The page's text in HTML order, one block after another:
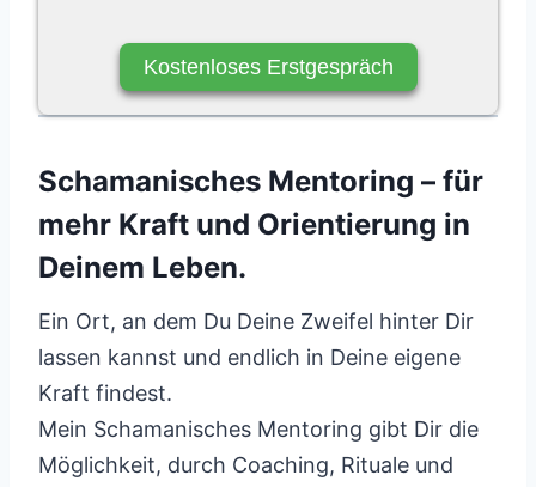
Kostenloses Erstgespräch
Schamanisches Mentoring – für
mehr Kraft und Orientierung in
Deinem Leben.
Ein Ort, an dem Du Deine Zweifel hinter Dir
lassen kannst und endlich in Deine eigene
Kraft findest.
Mein Schamanisches Mentoring gibt Dir die
Möglichkeit, durch Coaching, Rituale und